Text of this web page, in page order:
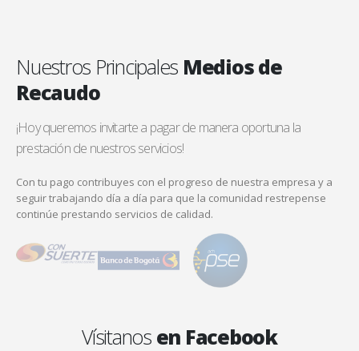
Nuestros Principales Medios de
Recaudo
¡Hoy queremos invitarte a pagar de manera oportuna la
prestación de nuestros servicios!
Con tu pago contribuyes con el progreso de nuestra empresa y a
seguir trabajando día a día para que la comunidad restrepense
continúe prestando servicios de calidad.
Vísitanos en Facebook